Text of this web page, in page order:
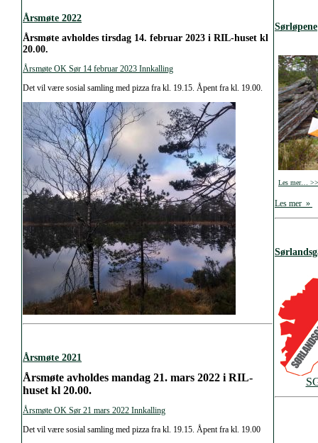
Årsmøte 2022
Årsmøte avholdes tirsdag 14. februar 2023 i RIL-huset kl
20.00.
Årsmøte OK Sør 14 februar 2023 Innkalling
Det vil være sosial samling med pizza fra kl. 19.15. Åpent fra kl. 19.00.
Årsmøte 2021
Årsmøte avholdes mandag 21. mars 2022 i RIL-
huset kl 20.00.
Årsmøte OK Sør 21 mars 2022 Innkalling
Det vil være sosial samling med pizza fra kl. 19.15. Åpent fra kl. 19.00
Sørløpene
Les mer… >>
Les mer »